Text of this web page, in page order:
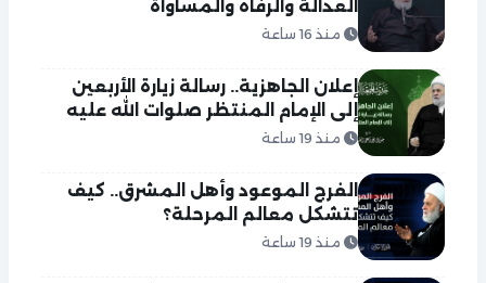
العدالة والرفاه والمساواة
منذ 16 ساعة
إعلان الجاهزية.. رسالة زيارة الأربعين
إلى الإمام المنتظر صلوات الله عليه
منذ 19 ساعة
الفرج الموعود وأهل المشرق.. كيف
تتشكل معالم المرحلة؟
منذ 19 ساعة